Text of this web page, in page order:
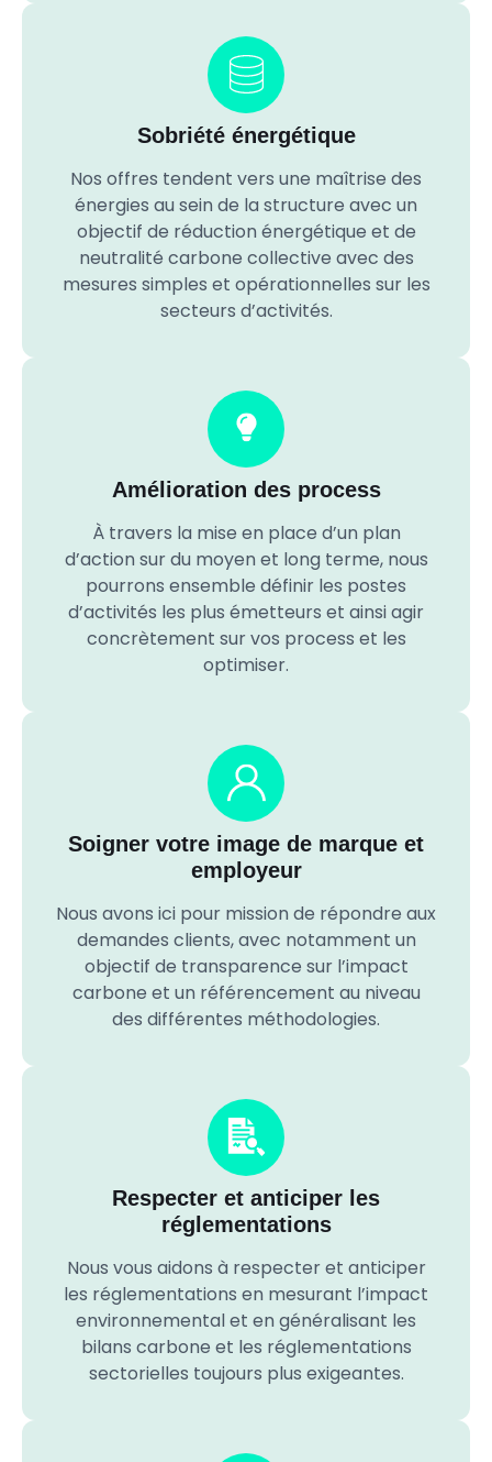
Sobriété énergétique
Nos offres tendent vers une maîtrise des
énergies au sein de la structure avec un
objectif de réduction énergétique et de
neutralité carbone collective avec des
mesures simples et opérationnelles sur les
secteurs d’activités.
Amélioration des process
À travers la mise en place d’un plan
d’action sur du moyen et long terme, nous
pourrons ensemble définir les postes
d’activités les plus émetteurs et ainsi agir
concrètement sur vos process et les
optimiser.
Soigner votre image de marque et
employeur
Nous avons ici pour mission de répondre aux
demandes clients, avec notamment un
objectif de transparence sur l’impact
carbone et un référencement au niveau
des différentes méthodologies.
Respecter et anticiper les
réglementations
Nous vous aidons à respecter et anticiper
les réglementations en mesurant l’impact
environnemental et en généralisant les
bilans carbone et les réglementations
sectorielles toujours plus exigeantes.